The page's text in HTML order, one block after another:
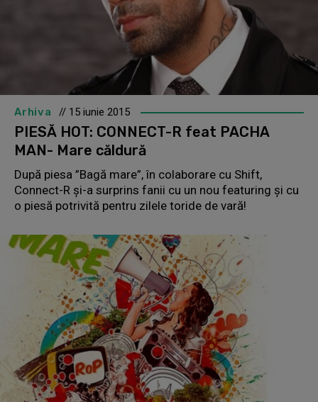
Arhiva // 15 iunie 2015
PIESĂ HOT: CONNECT-R feat PACHA
MAN- Mare căldură
După piesa ”Bagă mare”, în colaborare cu Shift,
Connect-R și-a surprins fanii cu un nou featuring și cu
o piesă potrivită pentru zilele toride de vară!